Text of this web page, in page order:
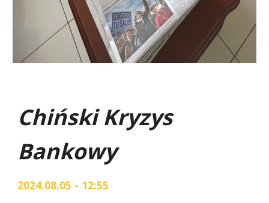
Chiński Kryzys
Bankowy
2024.08.05 - 12:55